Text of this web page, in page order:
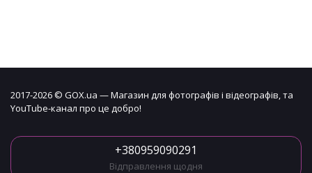
2017-2026 © GOX.ua — Магазин для фотографів і відеографів, та
YouTube-канал про це добро!
+380959090291
Відправлення щодня